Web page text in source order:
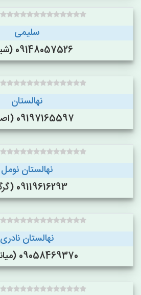
سلیمی
09148057526 (شبستر)
نهالستان
09197165597 (اصفهان)
نهالستان نومل
09119616293 (گرگان)
نهالستان نادری
09058469370 (میاندوآب)